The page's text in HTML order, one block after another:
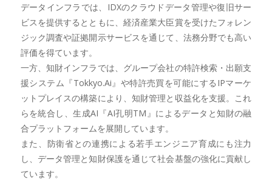
データインフラでは、IDXのクラウドデータ管理や復旧サー
ビスを提供するとともに、経済産業大臣賞を受けたフォレン
ジック調査や証拠開示サービスを通じて、法務分野でも高い
評価を得ています。
一方、知財インフラでは、グループ会社の特許検索・出願支
援システム『Tokkyo.Ai』や特許売買を可能にするIPマーケ
ットプレイスの構築により、知財管理と収益化を支援。これ
らを統合し、生成AI『AI孔明TM』によるデータと知財の融
合プラットフォームを展開しています。
また、防衛省との連携による若手エンジニア育成にも注力
し、データ管理と知財保護を通じて社会基盤の強化に貢献し
ています。